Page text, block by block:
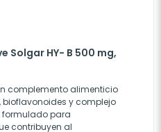
Solgar HY- B 500 mg,
complemento alimenticio
y complejo
formulado para
contribuyen al